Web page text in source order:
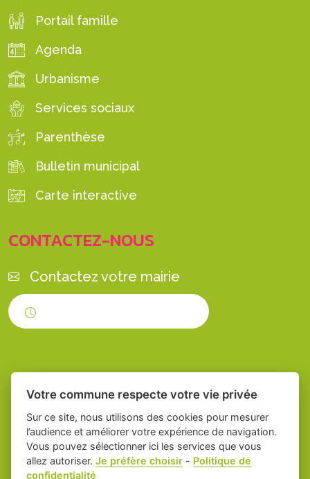
Portail famille
Agenda
Urbanisme
Services sociaux
Parenthèse
Bulletin municipal
Carte interactive
CONTACTEZ-NOUS
Contactez votre mairie
Place du village la solution web et appli
-
Votre commune respecte votre vie privée
Sur ce site, nous utilisons des cookies pour mesurer
l’audience et améliorer votre expérience de navigation.
Vous pouvez sélectionner ici les services que vous
allez autoriser.Je préfère choisir - Politique de
confidentialité